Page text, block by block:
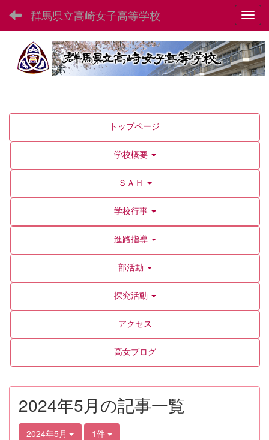
群馬県立高崎女子高等学校
トップページ
学校概要
ＳＡＨ
学校行事
進路指導
部活動
探究活動
アクセス
高女ブログ
2024年5月の記事一覧
2024年5月 1件